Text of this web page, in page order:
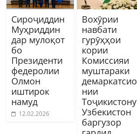
Сироҷиддин
Муҳриддин
дар мулоқот
бо
Президенти
федеролии
Олмон
иштирок
намуд
12.02.2026
Вохӯрии
навбати
гурӯҳҳои
кории
Комиссияи
муштараки
демаркатсио
нии
Тоҷикистону
Узбекистон
баргузор